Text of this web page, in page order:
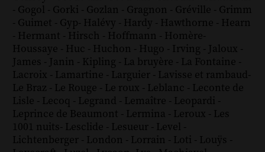
- Gogol - Gorki - Gozlan - Gragnon - Gréville - Grimm
- Guimet - Gyp- Halévy - Hardy - Hawthorne - Hearn
- Hermant - Hirsch - Hoffmann - Homère-
Houssaye - Huc - Huchon - Hugo - Irving - Jaloux -
James - Janin - Kipling - La bruyère - La Fontaine -
Lacroix - Lamartine - Larguier - Lavisse et rambaud-
Le Braz - Le Rouge - Le roux - Leblanc - Leconte de
Lisle - Lecoq - Legrand - Lemaître - Leopardi -
Leprince de Beaumont - Lermina - Leroux - Les
1001 nuits- Lesclide - Lesueur - Level -
Lichtenberger - London - Lorrain - Loti - Louÿs -